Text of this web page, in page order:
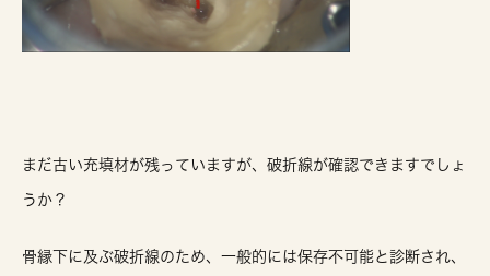
まだ古い充填材が残っていますが、破折線が確認できますでしょ
うか？
骨縁下に及ぶ破折線のため、一般的には保存不可能と診断され、